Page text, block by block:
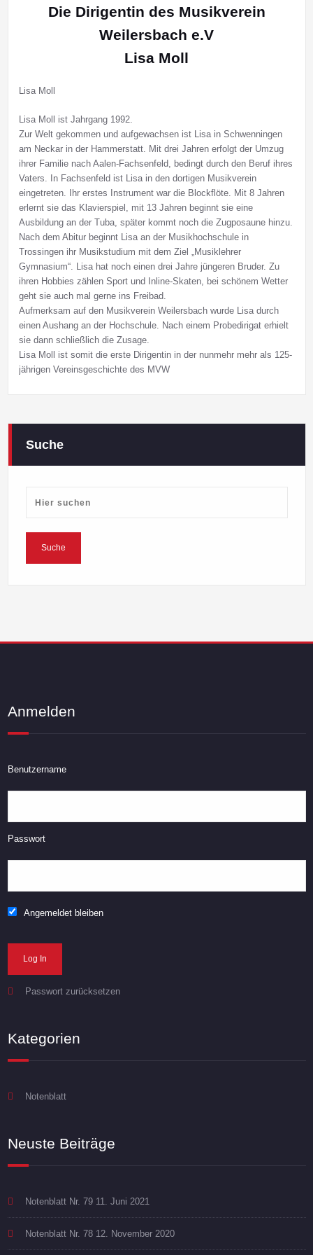
Die Dirigentin des Musikverein
Weilersbach e.V
Lisa Moll
Lisa Moll
Lisa Moll ist Jahrgang 1992.
Zur Welt gekommen und aufgewachsen ist Lisa in Schwenningen
am Neckar in der Hammerstatt. Mit drei Jahren erfolgt der Umzug
ihrer Familie nach Aalen-Fachsenfeld, bedingt durch den Beruf ihres
Vaters. In Fachsenfeld ist Lisa in den dortigen Musikverein
eingetreten. Ihr erstes Instrument war die Blockflöte. Mit 8 Jahren
erlernt sie das Klavierspiel, mit 13 Jahren beginnt sie eine
Ausbildung an der Tuba, später kommt noch die Zugposaune hinzu.
Nach dem Abitur beginnt Lisa an der Musikhochschule in
Trossingen ihr Musikstudium mit dem Ziel „Musiklehrer
Gymnasium“. Lisa hat noch einen drei Jahre jüngeren Bruder. Zu
ihren Hobbies zählen Sport und Inline-Skaten, bei schönem Wetter
geht sie auch mal gerne ins Freibad.
Aufmerksam auf den Musikverein Weilersbach wurde Lisa durch
einen Aushang an der Hochschule. Nach einem Probedirigat erhielt
sie dann schließlich die Zusage.
Lisa Moll ist somit die erste Dirigentin in der nunmehr mehr als 125-
jährigen Vereinsgeschichte des MVW
Suche
Anmelden
Benutzername
Passwort
Angemeldet bleiben
Passwort zurücksetzen
Kategorien
Notenblatt
Neuste Beiträge
Notenblatt Nr. 79 11. Juni 2021
Notenblatt Nr. 78 12. November 2020